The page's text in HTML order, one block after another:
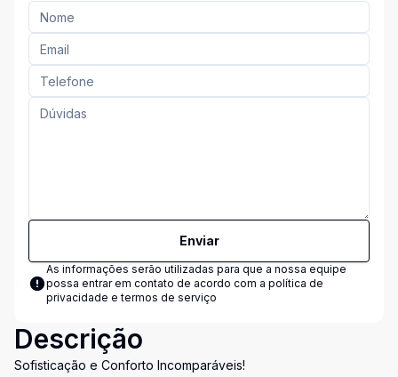
Enviar
As informações serão utilizadas para que a nossa equipe
possa entrar em contato de acordo com a política de
privacidade e termos de serviço
Descrição
Sofisticação e Conforto Incomparáveis!